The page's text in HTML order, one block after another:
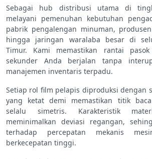
Sebagai hub distribusi utama di
melayani pemenuhan kebutuhan
pabrik pengalengan minuman,
hingga jaringan waralaba besar di
Timur. Kami memastikan rantai
sekunder Anda berjalan tanpa
manajemen inventaris terpadu.
Setiap rol film pelapis diproduksi dengan
yang ketat demi memastikan titik
selalu simetris. Karakteristik
meminimalkan deviasi regangan,
terhadap percepatan mekanis
berkecepatan tinggi.